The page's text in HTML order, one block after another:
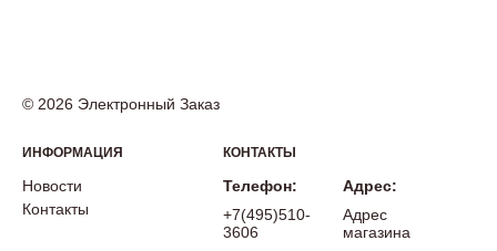
© 2026 Электронный Заказ
ИНФОРМАЦИЯ
Новости
Контакты
КОНТАКТЫ
Телефон:
+7(495)510-
3606
Адрес:
Адрес
магазина